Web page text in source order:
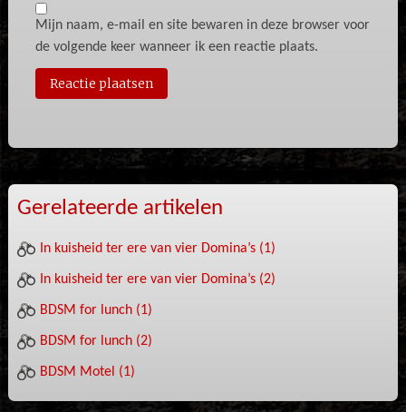
Mijn naam, e-mail en site bewaren in deze browser voor
de volgende keer wanneer ik een reactie plaats.
Gerelateerde artikelen
In kuisheid ter ere van vier Domina’s (1)
In kuisheid ter ere van vier Domina’s (2)
BDSM for lunch (1)
BDSM for lunch (2)
BDSM Motel (1)